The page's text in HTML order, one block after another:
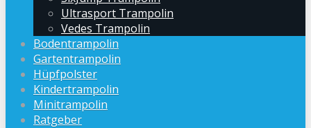
Ultrasport Trampolin
Vedes Trampolin
Bodentrampolin
Gartentrampolin
Hüpfpolster
Kindertrampolin
Minitrampolin
Ratgeber